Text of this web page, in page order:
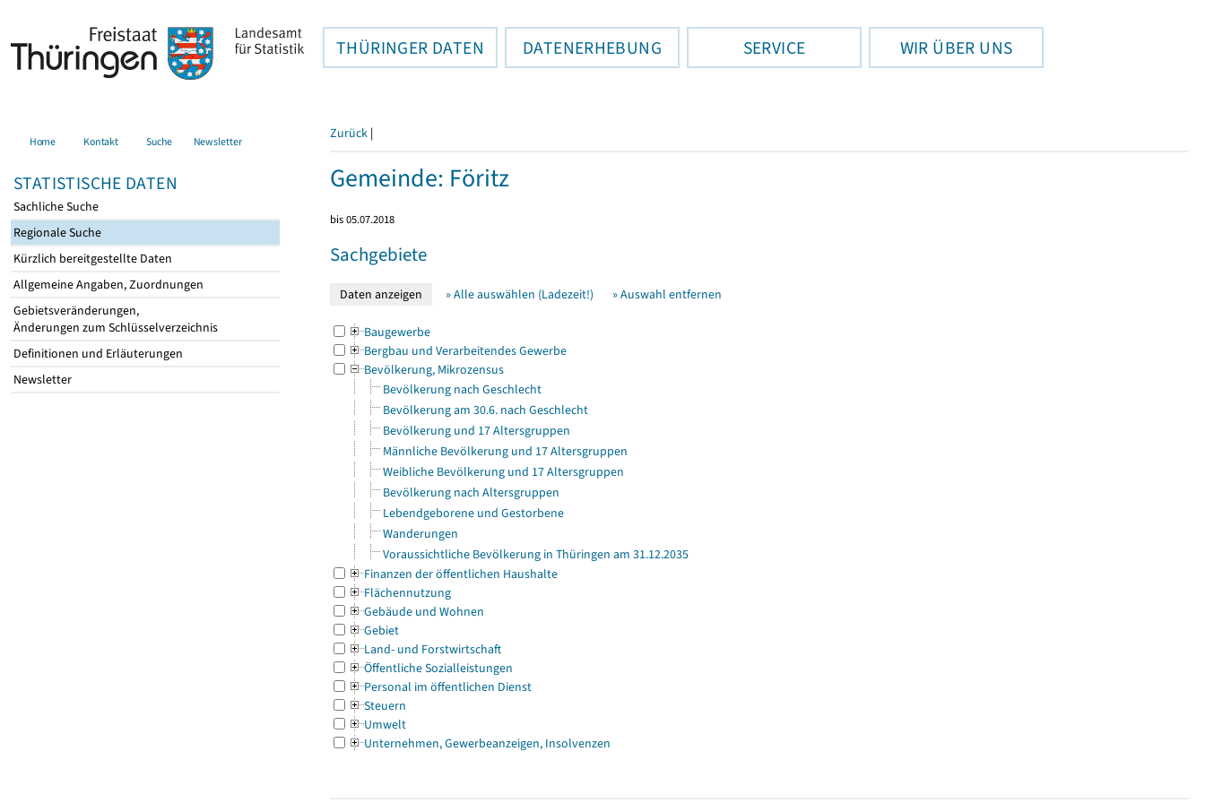
THÜRINGER DATEN DATENERHEBUNG SERVICE WIR ÜBER UNS
Home Kontakt Suche Newsletter
STATISTISCHE DATEN
Sachliche Suche
Regionale Suche
Kürzlich bereitgestellte Daten
Allgemeine Angaben, Zuordnungen
Gebietsveränderungen,
Änderungen zum Schlüsselverzeichnis
Definitionen und Erläuterungen
Newsletter
Zurück |
Gemeinde: Föritz
bis 05.07.2018
Sachgebiete
» Alle auswählen (Ladezeit!) » Auswahl entfernen
Baugewerbe
Bergbau und Verarbeitendes Gewerbe
Bevölkerung, Mikrozensus
Bevölkerung nach Geschlecht
Bevölkerung am 30.6. nach Geschlecht
Bevölkerung und 17 Altersgruppen
Männliche Bevölkerung und 17 Altersgruppen
Weibliche Bevölkerung und 17 Altersgruppen
Bevölkerung nach Altersgruppen
Lebendgeborene und Gestorbene
Wanderungen
Voraussichtliche Bevölkerung in Thüringen am 31.12.2035
Finanzen der öffentlichen Haushalte
Flächennutzung
Gebäude und Wohnen
Gebiet
Land- und Forstwirtschaft
Öffentliche Sozialleistungen
Personal im öffentlichen Dienst
Steuern
Umwelt
Unternehmen, Gewerbeanzeigen, Insolvenzen